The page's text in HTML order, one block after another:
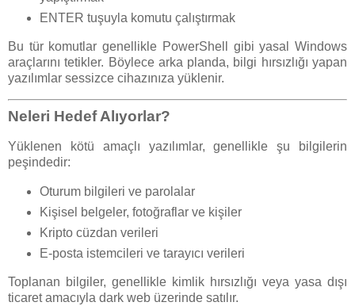
ENTER tuşuyla komutu çalıştırmak
Bu tür komutlar genellikle PowerShell gibi yasal Windows
araçlarını tetikler. Böylece arka planda, bilgi hırsızlığı yapan
yazılımlar sessizce cihazınıza yüklenir.
Neleri Hedef Alıyorlar?
Yüklenen kötü amaçlı yazılımlar, genellikle şu bilgilerin
peşindedir:
Oturum bilgileri ve parolalar
Kişisel belgeler, fotoğraflar ve kişiler
Kripto cüzdan verileri
E-posta istemcileri ve tarayıcı verileri
Toplanan bilgiler, genellikle kimlik hırsızlığı veya yasa dışı
ticaret amacıyla dark web üzerinde satılır.